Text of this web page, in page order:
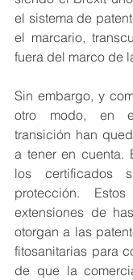
el sistema de
el marcario,
fuera del marco de
Sin embargo, y
otro modo, en
transición han
a tener en cuenta.
los certificados
protección.
extensiones de
otorgan a las
fitosanitarias para
de que la